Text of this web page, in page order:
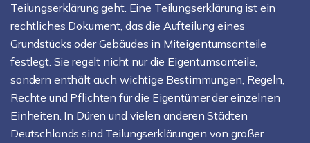
Teilungserklärung geht. Eine Teilungserklärung ist ein
rechtliches Dokument, das die Aufteilung eines
Grundstücks oder Gebäudes in Miteigentumsanteile
festlegt. Sie regelt nicht nur die Eigentumsanteile,
sondern enthält auch wichtige Bestimmungen, Regeln,
Rechte und Pflichten für die Eigentümer der einzelnen
Einheiten. In Düren und vielen anderen Städten
Deutschlands sind Teilungserklärungen von großer